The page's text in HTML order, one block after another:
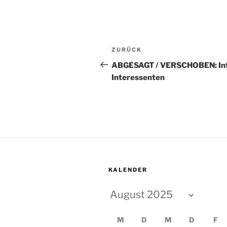
Beitragsnavigation
Vorheriger
Beitrag
ZURÜCK
ABGESAGT / VERSCHOBEN:
Interessenten
KALENDER
M D M D F